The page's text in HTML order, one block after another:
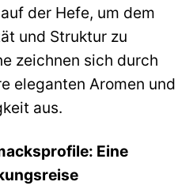
der Hefe, um dem
und Struktur zu
zeichnen sich durch
eleganten Aromen und
aus.
Eine